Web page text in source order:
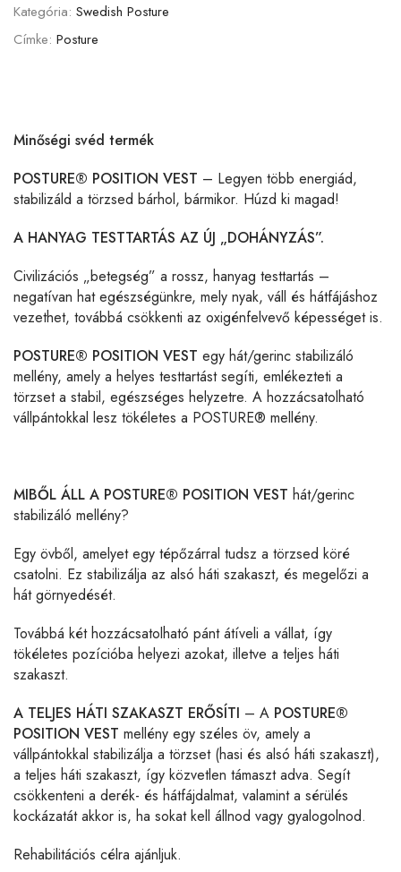
Kategória: Swedish Posture
Címke: Posture
Minőségi svéd termék
POSTURE® POSITION VEST – Legyen több energiád,
stabilizáld a törzsed bárhol, bármikor. Húzd ki magad!
A HANYAG TESTTARTÁS AZ ÚJ „DOHÁNYZÁS”.
Civilizációs „betegség” a rossz, hanyag testtartás –
negatívan hat egészségünkre, mely nyak, váll és hátfájáshoz
vezethet, továbbá csökkenti az oxigénfelvevő képességet is.
POSTURE® POSITION VEST egy hát/gerinc stabilizáló
mellény, amely a helyes testtartást segíti, emlékezteti a
törzset a stabil, egészséges helyzetre. A hozzácsatolható
vállpántokkal lesz tökéletes a POSTURE® mellény.
MIBŐL ÁLL A POSTURE® POSITION VEST hát/gerinc
stabilizáló mellény?
Egy övből, amelyet egy tépőzárral tudsz a törzsed köré
csatolni. Ez stabilizálja az alsó háti szakaszt, és megelőzi a
hát görnyedését.
Továbbá két hozzácsatolható pánt átíveli a vállat, így
tökéletes pozícióba helyezi azokat, illetve a teljes háti
szakaszt.
A TELJES HÁTI SZAKASZT ERŐSÍTI – A POSTURE®
POSITION VEST mellény egy széles öv, amely a
vállpántokkal stabilizálja a törzset (hasi és alsó háti szakaszt),
a teljes háti szakaszt, így közvetlen támaszt adva. Segít
csökkenteni a derék- és hátfájdalmat, valamint a sérülés
kockázatát akkor is, ha sokat kell állnod vagy gyalogolnod.
Rehabilitációs célra ajánljuk.